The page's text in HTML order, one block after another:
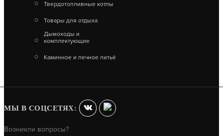
16 770
Твердотопливные котлы
Товары для отдыха
Дымоходы и
комплектующие
Каминное и печное литьё
МЫ В СОЦСЕТЯХ:
Возникли вопросы?